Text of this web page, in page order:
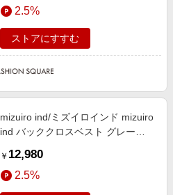
2.5%
ストアにすすむ
mizuiro ind/ミズイロインド mizuiro
ind バッククロスベスト グレー
￥ 12,980
2.5%